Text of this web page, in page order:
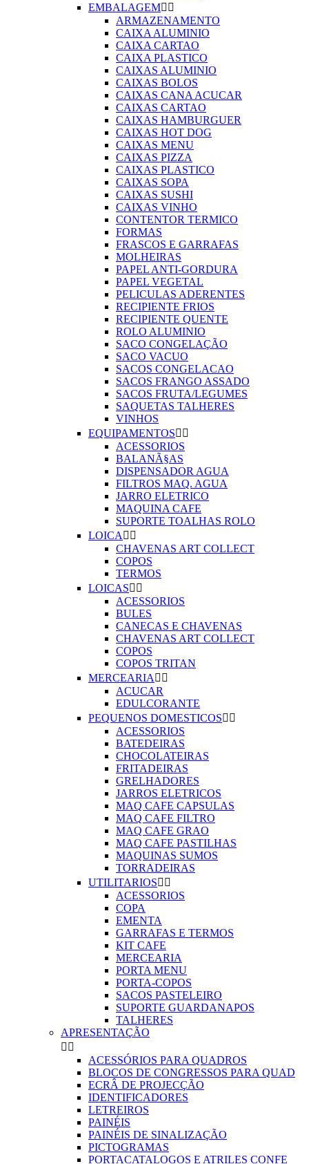
EMBALAGEM 
ARMAZENAMENTO
CAIXA ALUMINIO
CAIXA CARTAO
CAIXA PLASTICO
CAIXAS ALUMINIO
CAIXAS BOLOS
CAIXAS CANA ACUCAR
CAIXAS CARTAO
CAIXAS HAMBURGUER
CAIXAS HOT DOG
CAIXAS MENU
CAIXAS PIZZA
CAIXAS PLASTICO
CAIXAS SOPA
CAIXAS SUSHI
CAIXAS VINHO
CONTENTOR TERMICO
FORMAS
FRASCOS E GARRAFAS
MOLHEIRAS
PAPEL ANTI-GORDURA
PAPEL VEGETAL
PELICULAS ADERENTES
RECIPIENTE FRIOS
RECIPIENTE QUENTE
ROLO ALUMINIO
SACO CONGELAÇÃO
SACO VACUO
SACOS CONGELACAO
SACOS FRANGO ASSADO
SACOS FRUTA/LEGUMES
SAQUETAS TALHERES
VINHOS
EQUIPAMENTOS 
ACESSORIOS
BALANÃ§AS
DISPENSADOR AGUA
FILTROS MAQ. AGUA
JARRO ELETRICO
MAQUINA CAFE
SUPORTE TOALHAS ROLO
LOICA  
CHAVENAS ART COLLECT
COPOS
TERMOS
LOICAS 
ACESSORIOS
BULES
CANECAS E CHAVENAS
CHAVENAS ART COLLECT
COPOS
COPOS TRITAN
MERCEARIA  
ACUCAR
EDULCORANTE
PEQUENOS DOMESTICOS 
ACESSORIOS
BATEDEIRAS
CHOCOLATEIRAS
FRITADEIRAS
GRELHADORES
JARROS ELETRICOS
MAQ CAFE CAPSULAS
MAQ CAFE FILTRO
MAQ CAFE GRAO
MAQ CAFE PASTILHAS
MAQUINAS SUMOS
TORRADEIRAS
UTILITARIOS 
ACESSORIOS
COPA
EMENTA
GARRAFAS E TERMOS
KIT CAFE
MERCEARIA
PORTA MENU
PORTA-COPOS
SACOS PASTELEIRO
SUPORTE GUARDANAPOS
TALHERES
APRESENTAÇÃO
 
ACESSÓRIOS PARA QUADROS
BLOCOS DE CONGRESSOS PARA QUAD
ECRÂ DE PROJECÇÃO
IDENTIFICADORES
LETREIROS
PAINÉIS
PAINÉIS DE SINALIZAÇÃO
PICTOGRAMAS
PORTACATALOGOS E ATRILES CONFE